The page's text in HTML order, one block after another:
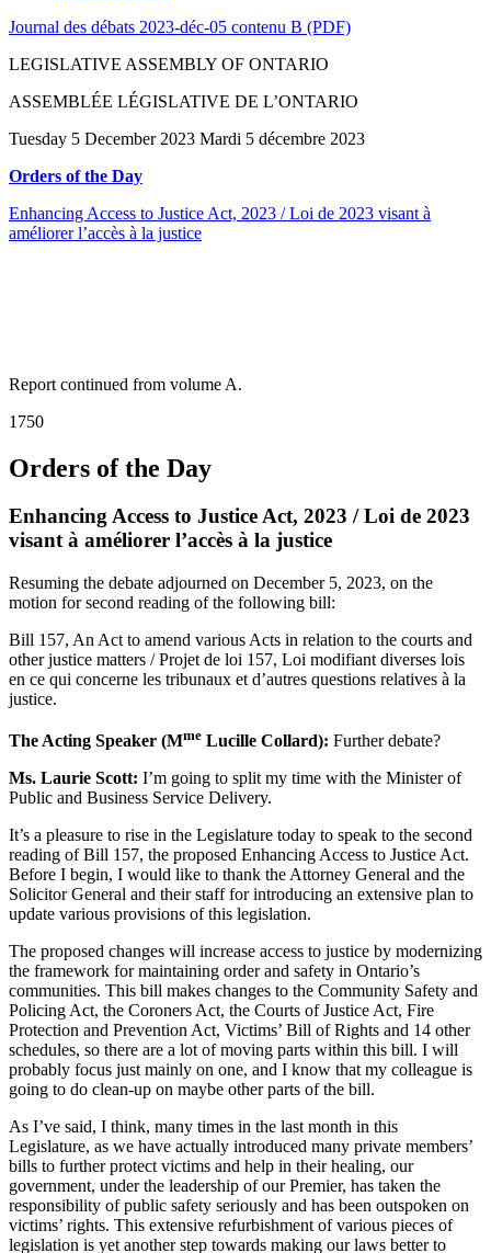
Journal des débats 2023-déc-05 contenu B (PDF)
LEGISLATIVE ASSEMBLY OF ONTARIO
ASSEMBLÉE LÉGISLATIVE DE L’ONTARIO
Tuesday 5 December 2023 Mardi 5 décembre 2023
Orders of the Day
Enhancing Access to Justice Act, 2023 / Loi de 2023 visant à
améliorer l’accès à la justice
Report continued from volume A.
1750
Orders of the Day
Enhancing Access to Justice Act, 2023 / Loi de 2023
visant à améliorer l’accès à la justice
Resuming the debate adjourned on December 5, 2023, on the
motion for second reading of the following bill:
Bill 157, An Act to amend various Acts in relation to the courts and
other justice matters / Projet de loi 157, Loi modifiant diverses lois
en ce qui concerne les tribunaux et d’autres questions relatives à la
justice.
The Acting Speaker (Mme Lucille Collard): Further debate?
Ms. Laurie Scott: I’m going to split my time with the Minister of
Public and Business Service Delivery.
It’s a pleasure to rise in the Legislature today to speak to the second
reading of Bill 157, the proposed Enhancing Access to Justice Act.
Before I begin, I would like to thank the Attorney General and the
Solicitor General and their staff for introducing an extensive plan to
update various provisions of this legislation.
The proposed changes will increase access to justice by modernizing
the framework for maintaining order and safety in Ontario’s
communities. This bill makes changes to the Community Safety and
Policing Act, the Coroners Act, the Courts of Justice Act, Fire
Protection and Prevention Act, Victims’ Bill of Rights and 14 other
schedules, so there are a lot of moving parts within this bill. I will
probably focus just mainly on one, and I know that my colleague is
going to do clean-up on maybe other parts of the bill.
As I’ve said, I think, many times in the last month in this
Legislature, as we have actually introduced many private members’
bills to further protect victims and help in their healing, our
government, under the leadership of our Premier, has taken the
responsibility of public safety seriously and has been outspoken on
victims’ rights. This extensive refurbishment of various pieces of
legislation is yet another step towards making our laws better to